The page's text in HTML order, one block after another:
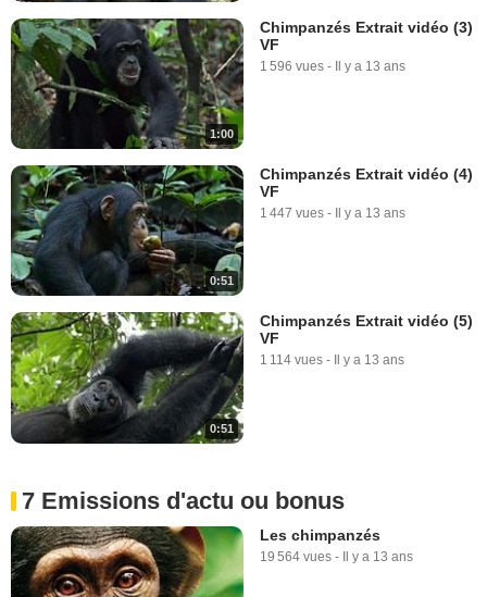
1:00
Chimpanzés Extrait vidéo (3)
VF
1 596 vues - Il y a 13 ans
0:51
Chimpanzés Extrait vidéo (4)
VF
1 447 vues - Il y a 13 ans
0:51
Chimpanzés Extrait vidéo (5)
VF
1 114 vues - Il y a 13 ans
7 Emissions d'actu ou bonus
Les chimpanzés
19 564 vues - Il y a 13 ans